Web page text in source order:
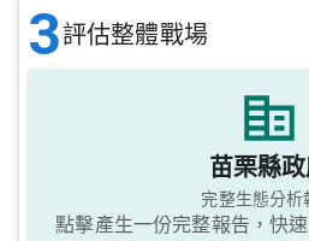
3評估整體戰場
苗栗縣
完整生態分析
點擊產生一份完整報告，快